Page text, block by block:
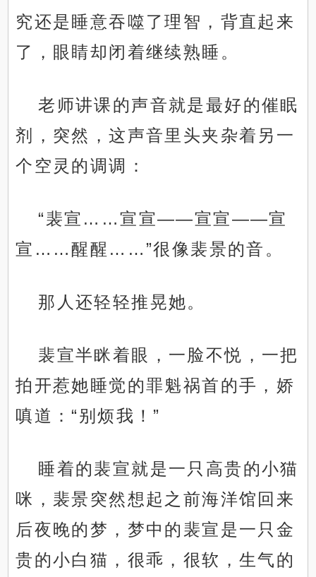
究还是睡意吞噬了理智，背直起来
了，眼睛却闭着继续熟睡。
老师讲课的声音就是最好的催眠
剂，突然，这声音里头夹杂着另一
个空灵的调调：
“裴宣……宣宣——宣宣——宣
宣……醒醒……”很像裴景的音。
那人还轻轻推晃她。
裴宣半眯着眼，一脸不悦，一把
拍开惹她睡觉的罪魁祸首的手，娇
嗔道：“别烦我！”
睡着的裴宣就是一只高贵的小猫
咪，裴景突然想起之前海洋馆回来
后夜晚的梦，梦中的裴宣是一只金
贵的小白猫，很乖，很软，生气的